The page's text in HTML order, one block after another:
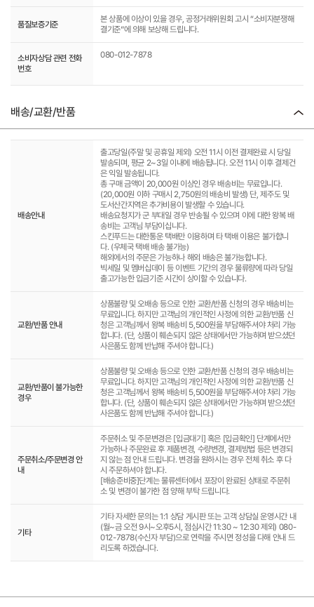
품질보증기준
본 상품에 이상이 있을 경우, 공정거래위원회 고시 “소비자분쟁해
결기준”에 의해 보상해 드립니다.
소비자상담 관련 전화
번호
080-012-7878
배송/교환/반품
배송안내
출고당일(주말 및 공휴일 제외) 오전 11시 이전 결제완료 시 당일
발송되며, 평균 2~3일 이내에 배송됩니다. 오전 11시 이후 결제건
은 익일 발송됩니다.
총 구매 금액이 20,000원 이상인 경우 배송비는 무료입니다.
(20,000원 이하 구매시 2,750원의 배송비 발생) 단, 제주도 및
도서산간지역은 추가비용이 발생할 수 있습니다.
배송요청지가 군 부대일 경우 반송될 수 있으며 이에 대한 왕복 배
송비는 고객님 부담이십니다.
스킨푸드는 대한통운 택배만 이용하며 타 택배 이용은 불가합니
다. (우체국 택배 배송 불가능)
해외에서의 주문은 가능하나 해외 배송은 불가능합니다.
빅세일 및 멤버십데이 등 이벤트 기간의 경우 물류량에 따라 당일
출고가능한 입금기준 시간이 상이할 수 있습니다.
교환/반품 안내
상품불량 및 오배송 등으로 인한 교환/반품 신청의 경우 배송비는
무료입니다. 하지만 고객님의 개인적인 사정에 의한 교환/반품 신
청은 고객님께서 왕복 배송비 5,500원을 부담해주셔야 처리 가능
합니다. (단, 상품이 훼손되지 않은 상태에서만 가능하며 받으셨던
사은품도 함께 반납해 주셔야 합니다.)
교환/반품이 불가능한
경우
상품불량 및 오배송 등으로 인한 교환/반품 신청의 경우 배송비는
무료입니다. 하지만 고객님의 개인적인 사정에 의한 교환/반품 신
청은 고객님께서 왕복 배송비 5,500원을 부담해주셔야 처리 가능
합니다. (단, 상품이 훼손되지 않은 상태에서만 가능하며 받으셨던
사은품도 함께 반납해 주셔야 합니다.)
주문취소/주문변경 안
내
주문취소 및 주문변경은 [입금대기] 혹은 [입금확인] 단계에서만
가능하나 주문완료 후 제품변경, 수량변경, 결제방법 등은 변경되
지 않는 점 안내 드립니다. 변경을 원하시는 경우 전체 취소 후 다
시 주문하셔야 합니다.
[배송준비중]단계는 물류센터에서 포장이 완료된 상태로 주문취
소 및 변경이 불가한 점 양해 부탁 드립니다.
기타
기타 자세한 문의는 1:1 상담 게시판 또는 고객 상담실 운영시간 내
(월~금 오전 9시~오후5시, 점심시간 11:30 ~ 12:30 제외) 080-
012-7878(수신자 부담)으로 연락을 주시면 정성을 다해 안내 드
리도록 하겠습니다.